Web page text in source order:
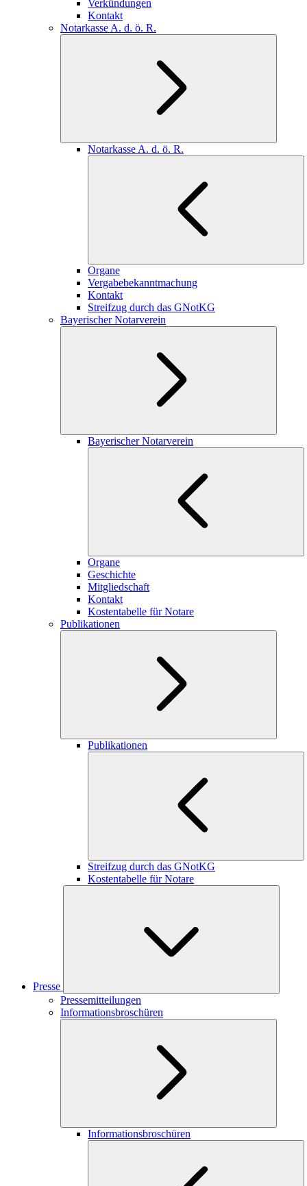
Verkündungen
Kontakt
Notarkasse A. d. ö. R.
Notarkasse A. d. ö. R.
Organe
Vergabebekanntmachung
Kontakt
Streifzug durch das GNotKG
Bayerischer Notarverein
Bayerischer Notarverein
Organe
Geschichte
Mitgliedschaft
Kontakt
Kostentabelle für Notare
Publikationen
Publikationen
Streifzug durch das GNotKG
Kostentabelle für Notare
Presse
Pressemitteilungen
Informationsbroschüren
Informationsbroschüren